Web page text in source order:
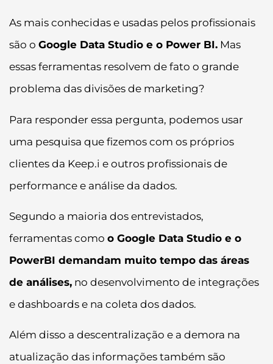
As mais conhecidas e usadas pelos profissionais
são o Google Data Studio e o Power BI. Mas
essas ferramentas resolvem de fato o grande
problema das divisões de marketing?
Para responder essa pergunta, podemos usar
uma pesquisa que fizemos com os próprios
clientes da Keep.i e outros profissionais de
performance e análise da dados.
Segundo a maioria dos entrevistados,
ferramentas como o Google Data Studio e o
PowerBI demandam muito tempo das áreas
de análises, no desenvolvimento de integrações
e dashboards e na coleta dos dados.
Além disso a descentralização e a demora na
atualização das informações também são